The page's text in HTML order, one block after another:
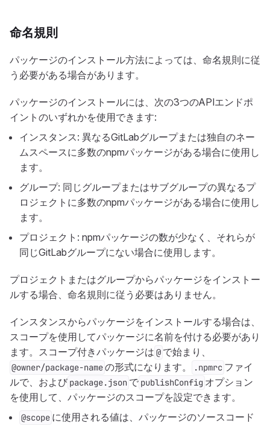
命名規則
パッケージのインストール方法によっては、命名規則に従
う必要がある場合があります。
パッケージのインストールには、次の3つのAPIエンドポ
イントのいずれかを使用できます:
インスタンス: 異なるGitLabグループまたは独自のネー
ムスペースに多数のnpmパッケージがある場合に使用し
ます。
グループ: 同じグループまたはサブグループの異なるプ
ロジェクトに多数のnpmパッケージがある場合に使用し
ます。
プロジェクト: npmパッケージの数が少なく、それらが
同じGitLabグループにない場合に使用します。
プロジェクトまたはグループからパッケージをインストー
ルする場合、命名規則に従う必要はありません。
インスタンスからパッケージをインストールする場合は、
スコープを使用してパッケージに名前を付ける必要があり
ます。スコープ付きパッケージは @ で始まり、
@owner/package-nameの形式になります。 .npmrc ファイ
ルで、および package.json で publishConfig オプション
を使用して、パッケージのスコープを設定できます。
@scope に使用される値は、パッケージのソースコード